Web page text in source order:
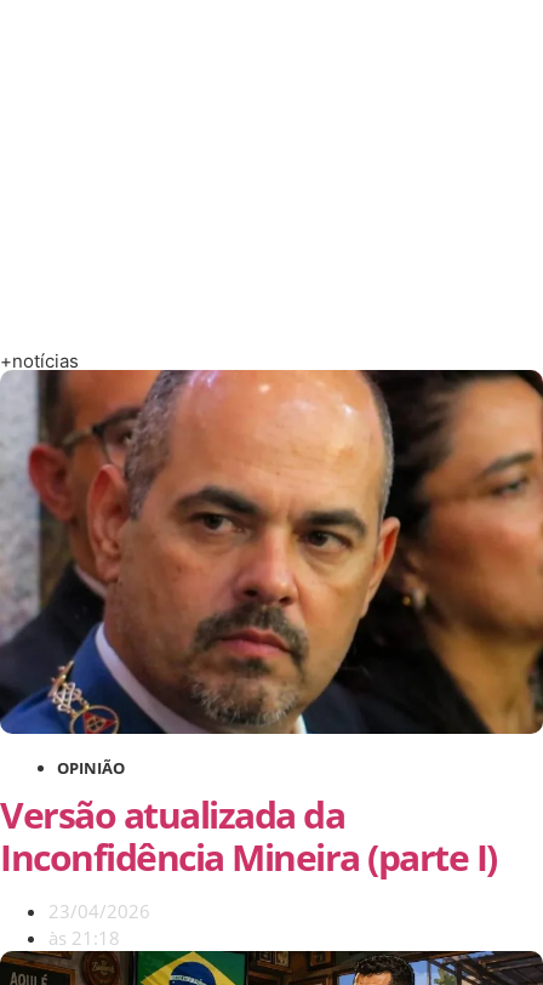
+notícias
OPINIÃO
Versão atualizada da
Inconfidência Mineira (parte I)
23/04/2026
às 21:18